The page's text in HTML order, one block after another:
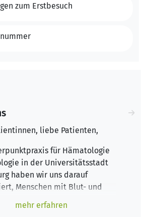
zum Erstbesuch
liebe Patienten,
für Hämatologie
in der Universitätsstadt
haben wir uns darauf
Menschen mit Blut- und
Praxen liegt darin, dass
mehr erfahren